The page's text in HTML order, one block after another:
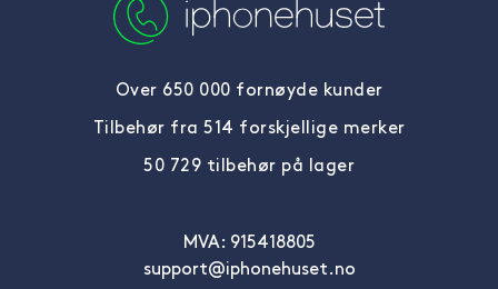
Over 650 000 fornøyde kunder
Tilbehør fra 514 forskjellige merker
50 729 tilbehør på lager
MVA: 915418805
support@iphonehuset.no